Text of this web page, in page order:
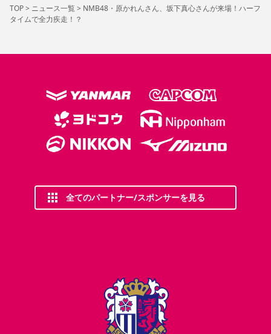
TOP> ニュース一覧> NMB48・原かれんさん、坂下真心さんが来場！ハーフ
タイムで全力疾走！？
全てのパートナー/スポンサーを見る